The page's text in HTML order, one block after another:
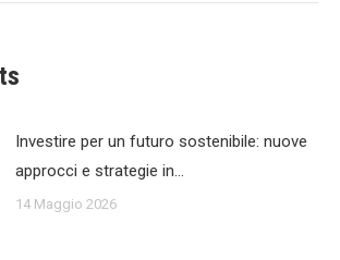
Investire per un futuro sostenibile: nuove
approcci e strategie in…
14 Maggio 2026